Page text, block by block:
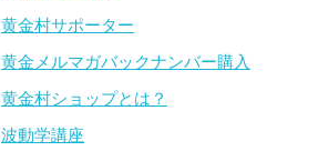
黄金村サポーター
黄金メルマガバックナンバー購入
黄金村ショップとは？
波動学講座